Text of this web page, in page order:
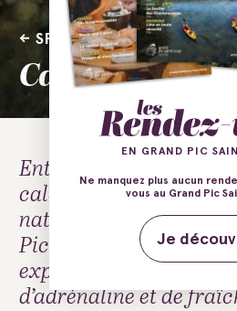
SPORT
Canyon & Cie
Entre eau vive, falaises
calcaires et vasques
naturelles, le
Pic Saint-Loup offre
expérience pleine
d’adrénaline et de
EN GRAND PIC
Ne manquez plus aucun
vous au Grand Pic
Je